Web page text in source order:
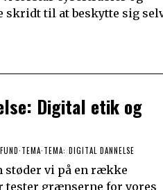
til at beskytte sig
Digital etik og
·TEMA·TEMA: DIGITAL DANNELSE
støder vi på en række
tester grænserne for vores